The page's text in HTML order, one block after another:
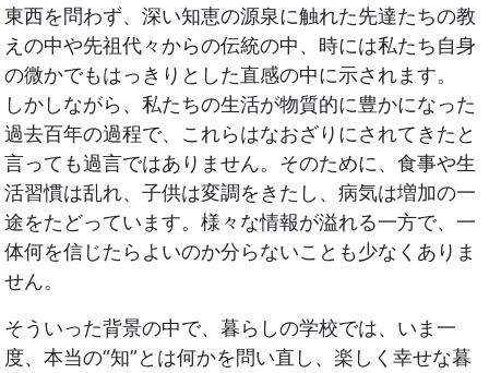
東西を問わず、深い知恵の源泉に触れた先達たちの教
えの中や先祖代々からの伝統の中、時には私たち自身
の微かでもはっきりとした直感の中に示されます。
しかしながら、私たちの生活が物質的に豊かになった
過去百年の過程で、これらはなおざりにされてきたと
言っても過言ではありません。そのために、食事や生
活習慣は乱れ、子供は変調をきたし、病気は増加の一
途をたどっています。様々な情報が溢れる一方で、一
体何を信じたらよいのか分らないことも少なくありま
せん。
そういった背景の中で、暮らしの学校では、いま一
度、本当の“知”とは何かを問い直し、楽しく幸せな暮